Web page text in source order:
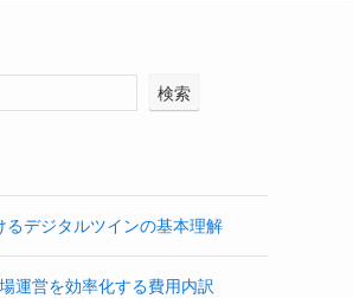
検索
るデジタルツインの基本理解
運営を効率化する費用内訳